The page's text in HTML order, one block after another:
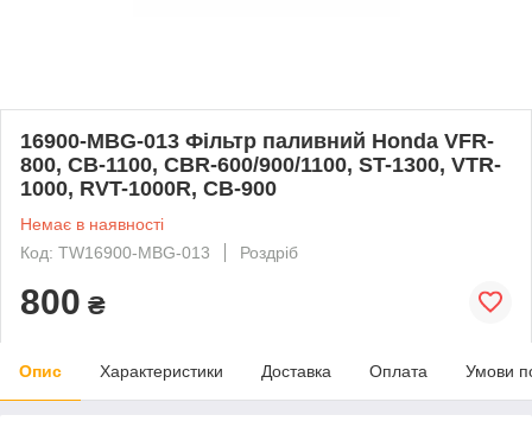
16900-MBG-013 Фільтр паливний Honda VFR-
800, CB-1100, CBR-600/900/1100, ST-1300, VTR-
1000, RVT-1000R, CB-900
Немає в наявності
Код: TW16900-MBG-013
Роздріб
800 ₴
Опис Характеристики Доставка Оплата Умови